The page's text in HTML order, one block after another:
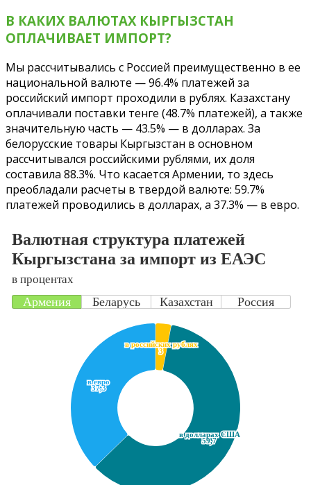
В КАКИХ ВАЛЮТАХ КЫРГЫЗСТАН
ОПЛАЧИВАЕТ ИМПОРТ?
Мы рассчитывались с Россией преимущественно в ее
национальной валюте — 96.4% платежей за
российский импорт проходили в рублях. Казахстану
оплачивали поставки тенге (48.7% платежей), а также
значительную часть — 43.5% — в долларах. За
белорусские товары Кыргызстан в основном
рассчитывался российскими рублями, их доля
составила 88.3%. Что касается Армении, то здесь
преобладали расчеты в твердой валюте: 59.7%
платежей проводились в долларах, а 37.3% — в евро.